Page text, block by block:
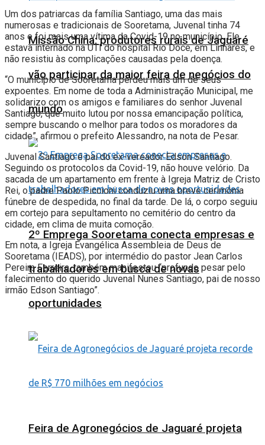
Missão China: produtores rurais de Jaguaré
vão participar da maior feira de negócios do
mundo
2º Emprega Sooretama conecta empresas e
trabalhadores em busca de novas
oportunidades
Feira de Agronegócios de Jaguaré projeta
Um dos patriarcas da família Santiago, uma das mais
numerosas e tradicionais de Sooretama, Juvenal tinha 74
anos e foi mais uma vítima da Covid-19 no município. Ele
estava internado na UTI do hospital Rio Doce, em Linhares, e
não resistiu às complicações causadas pela doença.
“O município de Sooretama perdeu mais um de seus
expoentes. Em nome de toda a Administração Municipal, me
solidarizo com os amigos e familiares do senhor Juvenal
Santiago, que muito lutou por nossa emancipação política,
sempre buscando o melhor para todos os moradores da
cidade”, afirmou o prefeito Alessandro, na nota de Pesar.
Juvenal Santiago é pai do ex-vereador Edson Santiago.
Seguindo os protocolos da Covid-19, não houve velório. Da
sacada de um apartamento em frente à Igreja Matriz de Cristo
Rei, o padre Paolo Piccioni conduziu uma breve cerimônia
fúnebre de despedida, no final da tarde. De lá, o corpo seguiu
em cortejo para sepultamento no cemitério do centro da
cidade, em clima de muita comoção.
Em nota, a Igreja Evangélica Assembleia de Deus de
Sooretama (IEADS), por intermédio do pastor Jean Carlos
Pereira Ferreira, também manifestou “profundo pesar pelo
falecimento do querido Juvenal Nunes Santiago, pai de nosso
irmão Edson Santiago”.